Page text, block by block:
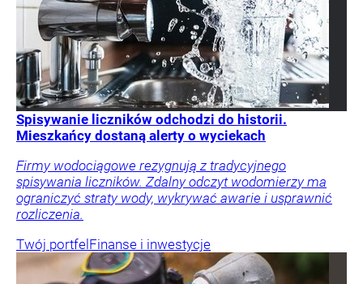
Spisywanie liczników odchodzi do historii.
Mieszkańcy dostaną alerty o wyciekach
Firmy wodociągowe rezygnują z tradycyjnego
spisywania liczników. Zdalny odczyt wodomierzy ma
ograniczyć straty wody, wykrywać awarie i usprawnić
rozliczenia.
Twój portfelFinanse i inwestycje